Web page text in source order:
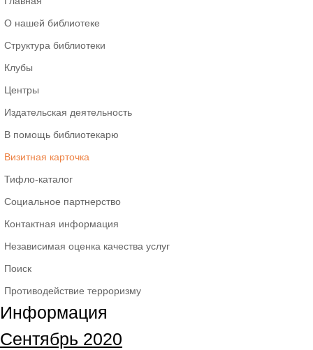
О нашей библиотеке
Структура библиотеки
Клубы
Центры
Издательская деятельность
В помощь библиотекарю
Визитная карточка
Тифло-каталог
Социальное партнерство
Контактная информация
Независимая оценка качества услуг
Поиск
Противодействие терроризму
Информация
Сентябрь 2020